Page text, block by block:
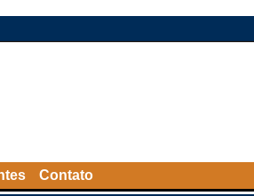
Contato